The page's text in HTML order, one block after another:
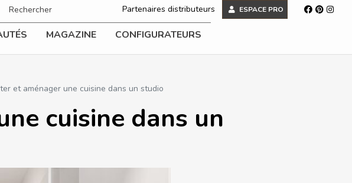
Partenaires distributeurs ESPACE PRO
MAGAZINE CONFIGURATEURS
et aménager une cuisine dans un studio
cuisine dans un